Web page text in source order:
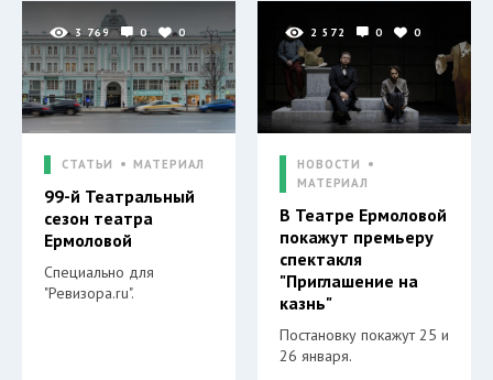
3 769 0 0
СТАТЬИ МАТЕРИАЛ
99-й Театральный
сезон театра
Ермоловой
Специально для
"Ревизора.ru".
2 572 0 0
НОВОСТИ
МАТЕРИАЛ
В Театре Ермоловой
покажут премьеру
спектакля
"Приглашение на
казнь"
Постановку покажут 25 и
26 января.